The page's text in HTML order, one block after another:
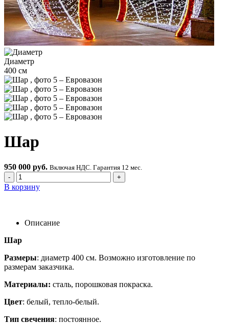
Диаметр
400 см
Шар
950 000 руб. Включая НДС. Гарантия 12 мес.
-
+
В корзину
Описание
Шар
Размеры: диаметр 400 см. Возможно изготовление по
размерам заказчика.
Материалы: сталь, порошковая покраска.
Цвет: белый, тепло-белый.
Тип свечения: постоянное.